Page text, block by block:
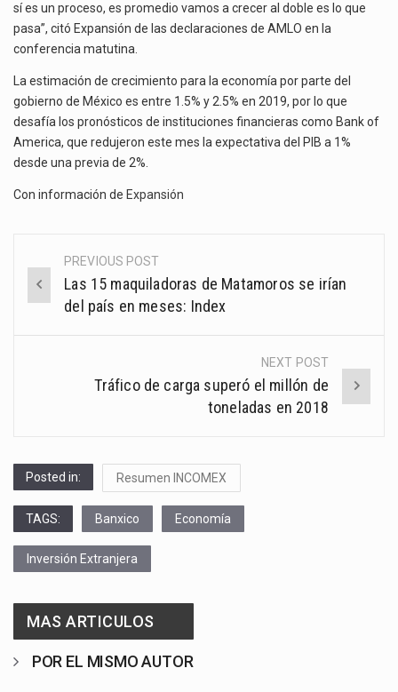
sí es un proceso, es promedio vamos a crecer al doble es lo que
pasa”, citó Expansión de las declaraciones de AMLO en la
conferencia matutina.
La estimación de crecimiento para la economía por parte del
gobierno de México es entre 1.5% y 2.5% en 2019, por lo que
desafía los pronósticos de instituciones financieras como Bank of
America, que redujeron este mes la expectativa del PIB a 1%
desde una previa de 2%.
Con información de Expansión
Post
navigation
PREVIOUS POST
Las 15 maquiladoras de Matamoros se irían
del país en meses: Index
NEXT POST
Tráfico de carga superó el millón de
toneladas en 2018
Posted in: Resumen INCOMEX
TAGS: Banxico Economía
Inversión Extranjera
MAS ARTICULOS
POR EL MISMO AUTOR